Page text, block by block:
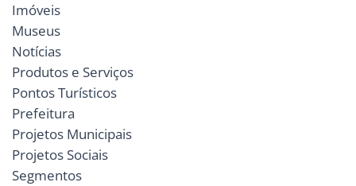
Imóveis
Museus
Notícias
Produtos e Serviços
Pontos Turísticos
Prefeitura
Projetos Municipais
Projetos Sociais
Segmentos